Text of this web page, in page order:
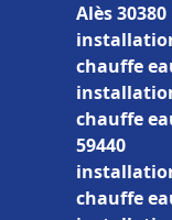
Alès 30380
chauffe
chauffe
59440
chauffe